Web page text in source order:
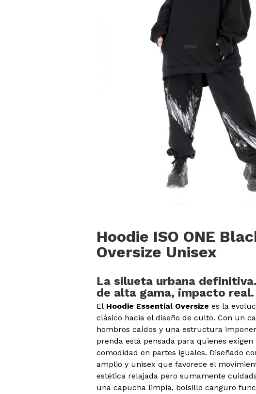
Hoodie ISO ONE
Oversize Unisex
La silueta urbana
de alta gama, impacto real.
El Hoodie Essential Oversize es la
clásico hacia el diseño de culto. Con un
hombros caídos y una estructura
prenda está pensada para quienes exigen
comodidad en partes iguales. Diseñado
amplio y unisex que favorece el
estética relajada pero sumamente
una capucha limpia, bolsillo canguro